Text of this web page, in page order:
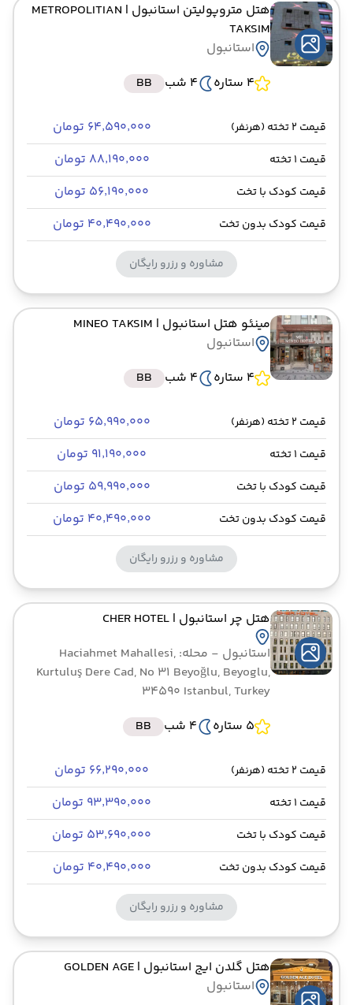
هتل متروپولیتن استانبول | METROPOLITIAN
TAKSIM
استانبول
4 ستاره
4 شب BB
قیمت 2 تخته (هرنفر) ۶۴٬۵۹۰٬۰۰۰ تومان
قیمت 1 تخته ۸۸٬۱۹۰٬۰۰۰ تومان
قیمت کودک با تخت ۵۶٬۱۹۰٬۰۰۰ تومان
قیمت کودک بدون تخت ۴۰٬۴۹۰٬۰۰۰ تومان
مشاوره و رزرو رایگان
مینئو هتل استانبول | MINEO TAKSIM
استانبول
4 ستاره
4 شب BB
قیمت 2 تخته (هرنفر) ۶۵٬۹۹۰٬۰۰۰ تومان
قیمت 1 تخته ۹۱٬۱۹۰٬۰۰۰ تومان
قیمت کودک با تخت ۵۹٬۹۹۰٬۰۰۰ تومان
قیمت کودک بدون تخت ۴۰٬۴۹۰٬۰۰۰ تومان
مشاوره و رزرو رایگان
هتل چر استانبول | CHER HOTEL
استانبول
- محله: Haciahmet Mahallesi,
Kurtuluş Dere Cad, No 31 Beyoğlu, Beyoglu,
34590 Istanbul, Turkey
5 ستاره
4 شب BB
قیمت 2 تخته (هرنفر) ۶۶٬۲۹۰٬۰۰۰ تومان
قیمت 1 تخته ۹۳٬۳۹۰٬۰۰۰ تومان
قیمت کودک با تخت ۵۳٬۶۹۰٬۰۰۰ تومان
قیمت کودک بدون تخت ۴۰٬۴۹۰٬۰۰۰ تومان
مشاوره و رزرو رایگان
هتل گلدن ایج استانبول | GOLDEN AGE
استانبول